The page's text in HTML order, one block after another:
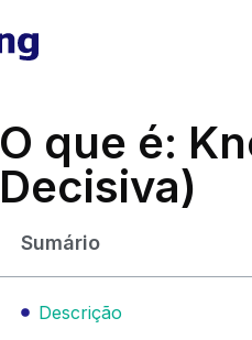
O que é:
Decisiva)
Sumário
Descrição